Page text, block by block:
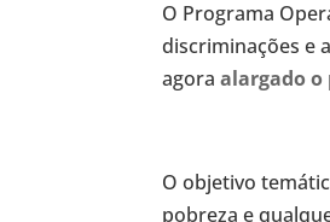
O Programa
discriminações e
agoraalargado o
O objetivo
pobreza e